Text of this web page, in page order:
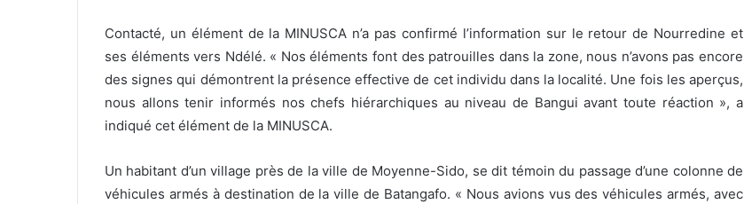
Contacté, un élément de la MINUSCA n’a pas confirmé l’information sur le retour de Nourredine et
ses éléments vers Ndélé. « Nos éléments font des patrouilles dans la zone, nous n’avons pas encore
des signes qui démontrent la présence effective de cet individu dans la localité. Une fois les aperçus,
nous allons tenir informés nos chefs hiérarchiques au niveau de Bangui avant toute réaction », a
indiqué cet élément de la MINUSCA.
Un habitant d’un village près de la ville de Moyenne-Sido, se dit témoin du passage d’une colonne de
véhicules armés à destination de la ville de Batangafo. « Nous avions vus des véhicules armés, avec